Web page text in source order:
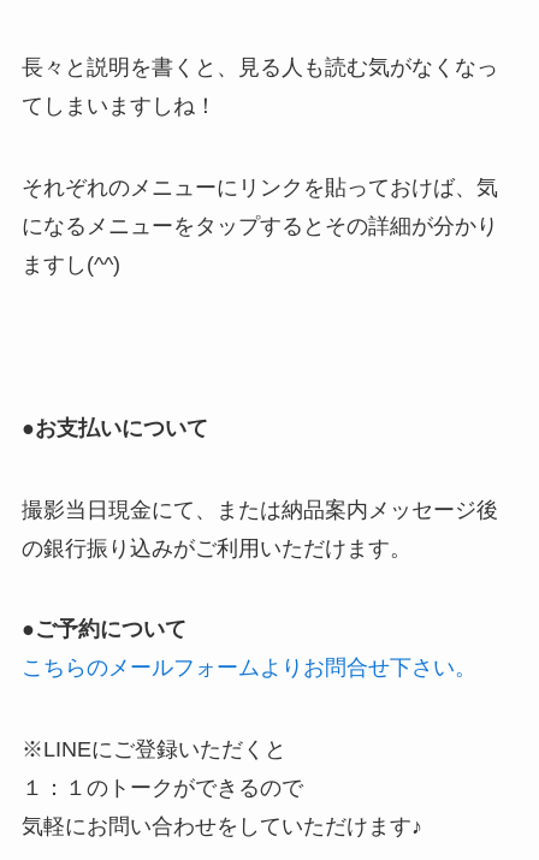
長々と説明を書くと、見る人も読む気がなくなっ
てしまいますしね！
それぞれのメニューにリンクを貼っておけば、気
になるメニューをタップするとその詳細が分かり
ますし(^^)
●お支払いについて
撮影当日現金にて、または納品案内メッセージ後
の銀行振り込みがご利用いただけます。
●ご予約について
こちらのメールフォームよりお問合せ下さい。
※LINEにご登録いただくと
１：１のトークができるので
気軽にお問い合わせをしていただけます♪